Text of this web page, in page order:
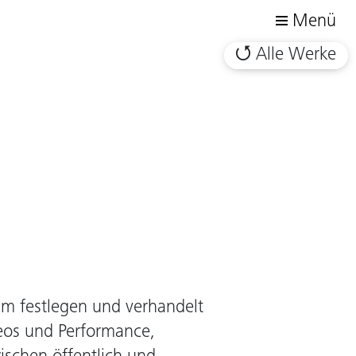
Menü
Alle Werke
festlegen und verhandelt
und Performance,